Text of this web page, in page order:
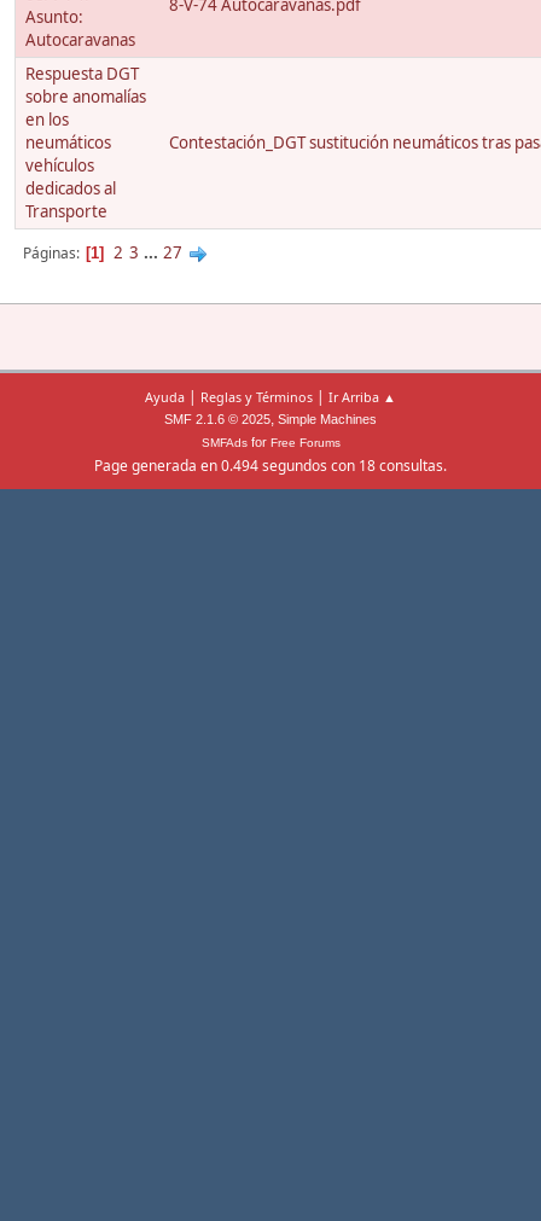
Asunto:
Autocaravanas
8-V-74 Autocaravanas.pdf
Respuesta DGT
sobre anomalías
en los
neumáticos
vehículos
dedicados al
Transporte
Contestación_DGT sustitución neumáticos tras
Páginas 1 2 3 ... 27
Ayuda | Reglas y Términos | Ir Arriba ▲
SMF 2.1.6 © 2025, Simple Machines
SMFAdsfor Free Forums
Page generada en 0.494 segundos con 18 consultas.